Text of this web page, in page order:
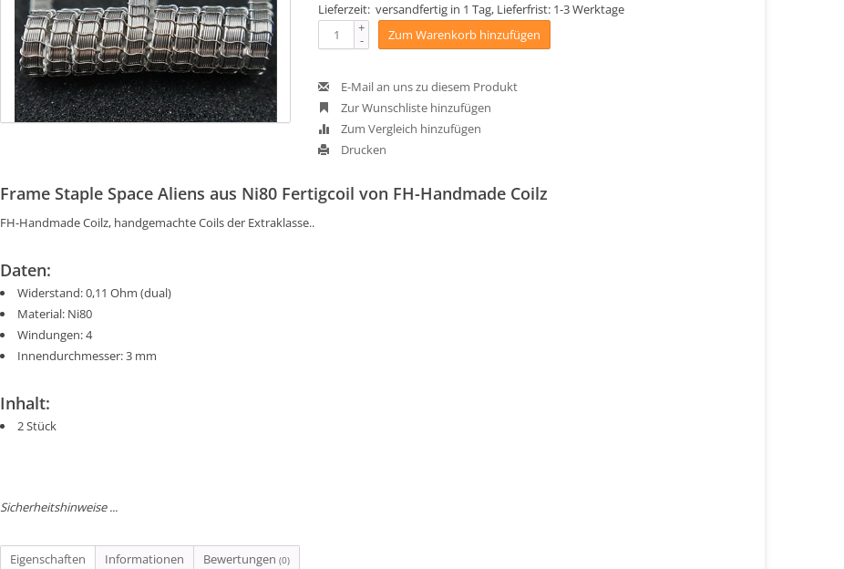
Lieferzeit: versandfertig in 1 Tag, Lieferfrist: 1-3 Werktage
+
- Zum Warenkorb hinzufügen
E-Mail an uns zu diesem Produkt
Zur Wunschliste hinzufügen
Zum Vergleich hinzufügen
Drucken
Frame Staple Space Aliens aus Ni80 Fertigcoil von FH-Handmade Coilz
FH-Handmade Coilz, handgemachte Coils der Extraklasse..
Daten:
Widerstand: 0,11 Ohm (dual)
Material: Ni80
Windungen: 4
Innendurchmesser: 3 mm
Inhalt:
2 Stück
Sicherheitshinweise ...
Eigenschaften Informationen Bewertungen (0)